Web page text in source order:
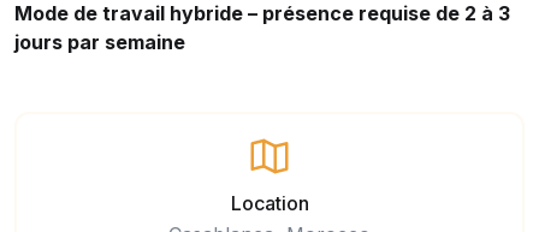
Mode de travail hybride – présence requise de 2 à 3
jours par semaine
Location